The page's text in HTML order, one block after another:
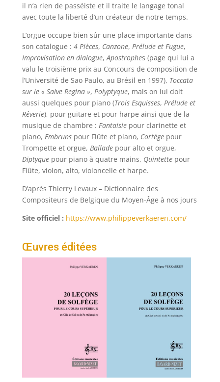
il n’a rien de passéiste et il traite le langage tonal
avec toute la liberté d’un créateur de notre temps.
L’orgue occupe bien sûr une place importante dans
son catalogue : 4 Pièces, Canzone, Prélude et Fugue,
Improvisation en dialogue,Apostrophes (page qui lui a
valu le troisième prix au Concours de composition de
l’Université de Sao Paulo, au Brésil en 1997), Toccata
sur le « Salve Regina », Polyptyque, mais on lui doit
aussi quelques pour piano (Trois Esquisses, Prélude et
Rêverie), pour guitare et pour harpe ainsi que de la
musique de chambre : Fantaisiepour clarinette et
piano, Embrunspour Flûte et piano, Cortègepour
Trompette et orgue, Balladepour alto et orgue,
Diptyquepour piano à quatre mains, Quintettepour
Flûte, violon, alto, violoncelle et harpe.
D’après Thierry Levaux – Dictionnaire des
Compositeurs de Belgique du Moyen-Âge à nos jours
Site officiel : https://www.philippeverkaeren.com/
Œuvres éditées